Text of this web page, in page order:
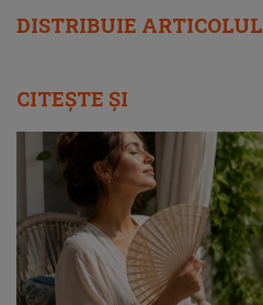
DISTRIBUIE ARTICOLUL
CITEȘTE ȘI